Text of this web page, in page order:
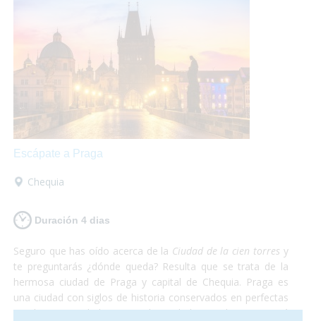
tus necesidades y tu... ¡deberás encargarte de disfrutar!
Escápate a Praga
Chequia
Duración 4 dias
Seguro que has oído acerca de la Ciudad de la cien torres y
te preguntarás ¿dónde queda? Resulta que se trata de la
hermosa ciudad de Praga y capital de Chequia. Praga es
una ciudad con siglos de historia conservados en perfectas
condiciones. Debido a esto, la Ciudad Vieja de Praga está